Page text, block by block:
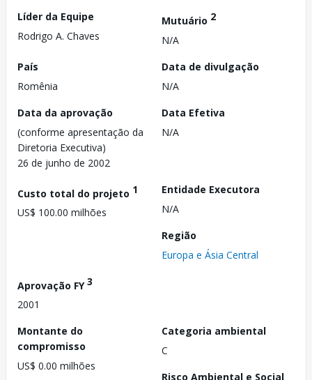
Líder da Equipe
Rodrigo A. Chaves
Mutuário 2
N/A
País
Romênia
Data de divulgação
N/A
Data da aprovação
(conforme apresentação da
Diretoria Executiva)
26 de junho de 2002
Data Efetiva
N/A
Custo total do projeto 1
US$ 100.00 milhões
Entidade Executora
N/A
Região
Europa e Ásia Central
Aprovação FY3
2001
Montante do
compromisso
US$ 0.00 milhões
Categoria ambiental
C
Risco Ambiental e Social